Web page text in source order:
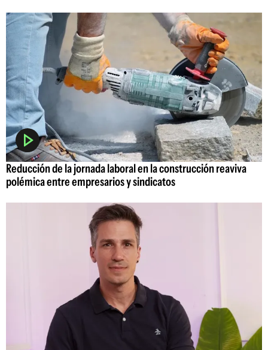
Reducción de la jornada laboral en la construcción reaviva
polémica entre empresarios y sindicatos